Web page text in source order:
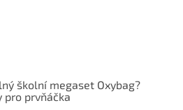
školní megaset Oxybag?
pro prvňáčka